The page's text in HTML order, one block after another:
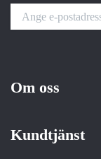
Om oss
Kundtjänst